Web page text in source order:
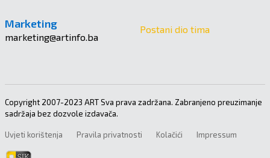
Marketing
marketing@artinfo.ba
Postani dio tima
Copyright 2007-2023 ART Sva prava zadržana. Zabranjeno preuzimanje
sadržaja bez dozvole izdavača.
Uvjeti korištenja Pravila privatnosti Kolačići Impressum